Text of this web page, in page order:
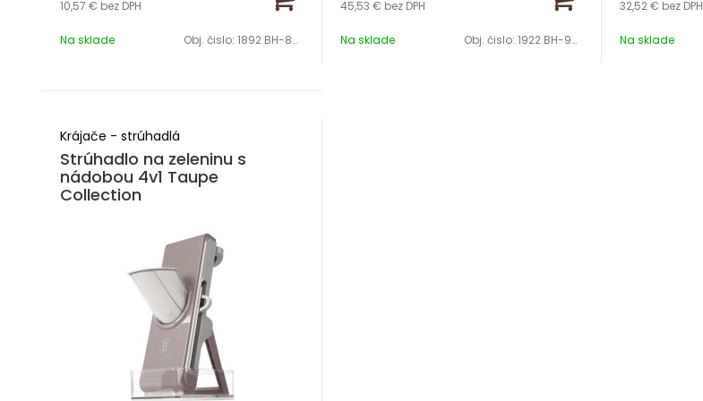
10,57 € bez DPH
Na sklade Obj. čislo:1892 BH-8797
45,53 € bez DPH
Na sklade Obj. čislo: 1922 BH-9486
32,52 € bez DPH
Na sklade
Krájače - strúhadlá
Strúhadlo na zeleninu s
nádobou 4v1 Taupe
Collection